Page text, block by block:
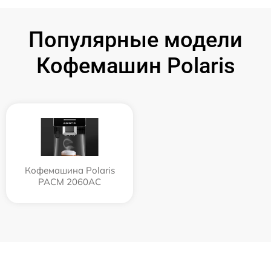
Популярные модели
Кофемашин Polaris
Кофемашина Polaris
PACM 2060AC